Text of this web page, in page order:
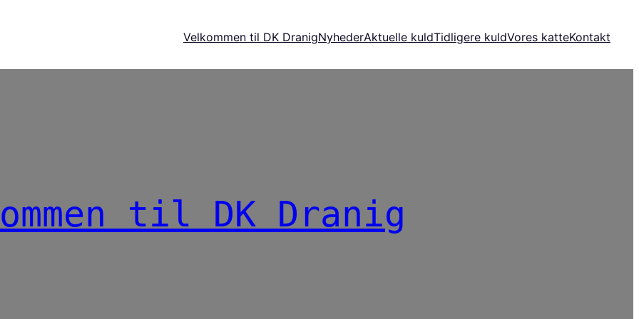
Velkommen til DK DranigNyhederAktuelle kuldTidligere kuldVores katteKontakt
til DK Dranig